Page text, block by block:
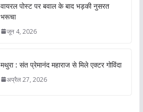
वायरल पोस्ट पर बवाल के बाद भड़की नुसरत
भरूचा
जून 4, 2026
मथुरा : संत प्रेमानंद महाराज से मिले एक्टर गोविंदा
अप्रैल 27, 2026